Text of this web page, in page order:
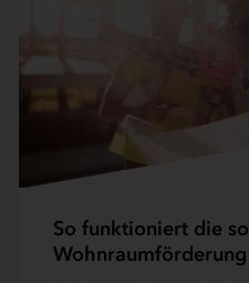
So funktioniert die